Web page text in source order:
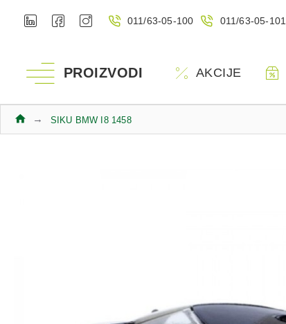
011/63-05-100 011/63-05-101
PROIZVODI AKCIJE
SIKU BMW I8 1458